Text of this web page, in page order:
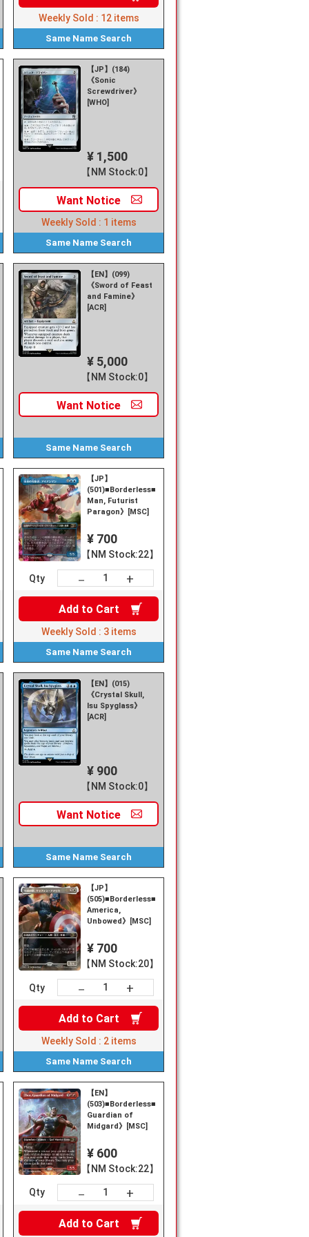
Weekly Sold : 12 items
Same Name Search
【JP】(184)
《Sonic
Screwdriver》
[WHO]
¥ 1,500
【NM Stock:0】
Want Notice
Weekly Sold : 1 items
Same Name Search
【EN】(099)
《Sword of Feast
and Famine》
[ACR]
¥ 5,000
【NM Stock:0】
Want Notice
Same Name Search
【JP】
(501)■Borderless■《Iron
Man, Futurist
Paragon》[MSC]
¥ 700
【NM Stock:22】
Qty － +
Add to Cart
Weekly Sold : 3 items
Same Name Search
【EN】(015)
《Crystal Skull,
Isu Spyglass》
[ACR]
¥ 900
【NM Stock:0】
Want Notice
Same Name Search
Hulk,
【JP】
(505)■Borderless■《Captain
America,
Unbowed》[MSC]
¥ 700
【NM Stock:20】
Qty － +
Add to Cart
Weekly Sold : 2 items
Same Name Search
【EN】
(503)■Borderless■《Thor,
Guardian of
Midgard》[MSC]
¥ 600
【NM Stock:22】
Qty － +
Add to Cart